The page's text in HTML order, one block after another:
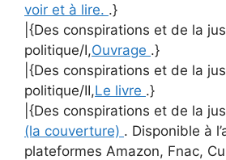
voir et à lire. .}
|{Des conspirations et de la
politique/I,Ouvrage .}
|{Des conspirations et de la
politique/II,Le livre .}
|{Des conspirations et de la
(la couverture) . Disponible à
plateformes Amazon, Fnac,